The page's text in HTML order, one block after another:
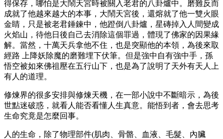
得保存，哪怕是大鬧天宮時被關入老君的八卦爐中。磨難反而
成就了他越來越大的本事，大鬧天宮後，還熔就了他一雙火眼
金睛，只是被老君錘鍊中，他蹬倒八卦爐，星磚掉入人間變成
火焰山，待他日後自己去消除這個罪過，體現了佛家的因果緣
解。當然，十萬天兵拿他不住，也是突顯他的本領，為後來取
經路 上降妖除魔的磨難埋下伏筆。但是強中自有強中手，孫
悟空被如來佛祖壓在五行山下，也是為了說明了天外有天人上
有人的道理。
修煉界的很多安排與修煉天機，在一部小說中不斷暗示，為後
世點迷破惑，就看人能否看懂人生真意。能悟到者，會去思考
生命究竟是怎麼回事。
人的生命，除了物理部件(肌肉、骨骼、血液、毛髮、內臟